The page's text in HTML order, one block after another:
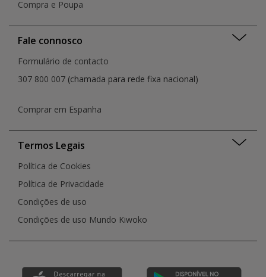
Compra e Poupa
Fale connosco
Formulário de contacto
307 800 007 (chamada para rede fixa nacional)
Comprar em Espanha
Termos Legais
Política de Cookies
Política de Privacidade
Condições de uso
Condições de uso Mundo Kiwoko